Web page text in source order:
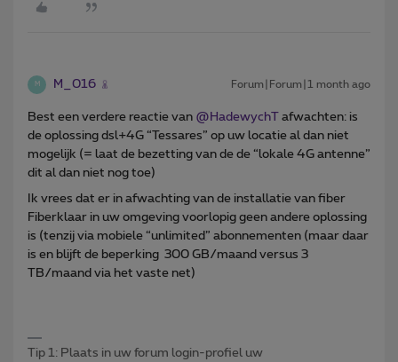
M M_016 Forum|Forum|1 month ago
Best een verdere reactie van ​ @HadewychT afwachten: is
de oplossing dsl+4G “Tessares” op uw locatie al dan niet
mogelijk (= laat de bezetting van de de “lokale 4G antenne”
dit al dan niet nog toe)
Ik vrees dat er in afwachting van de installatie van fiber
Fiberklaar in uw omgeving voorlopig geen andere oplossing
is (tenzij via mobiele “unlimited” abonnementen (maar daar
is en blijft de beperking 300 GB/maand versus 3
TB/maand via het vaste net)
Tip 1: Plaats in uw forum login-profiel uw